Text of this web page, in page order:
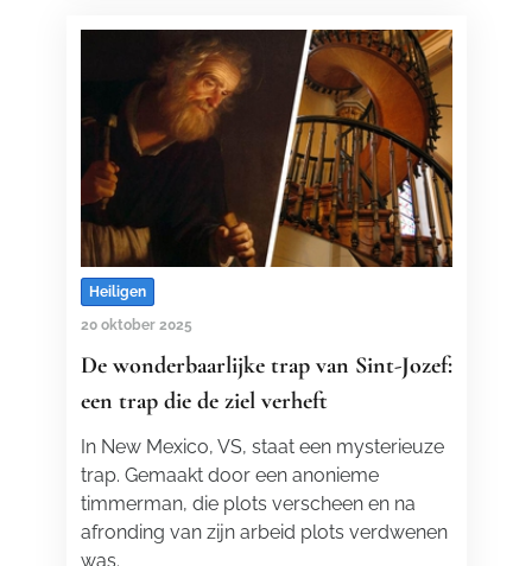
Heiligen
20 oktober 2025
De wonderbaarlijke trap van Sint-Jozef:
een trap die de ziel verheft
In New Mexico, VS, staat een mysterieuze
trap. Gemaakt door een anonieme
timmerman, die plots verscheen en na
afronding van zijn arbeid plots verdwenen
was.